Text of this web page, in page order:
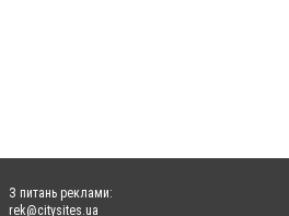
З питань реклами:
rek@citysites.ua